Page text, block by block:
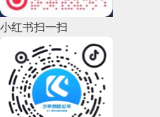
2022年9月(135)
2022年8月(60)
2022年7月(111)
2022年6月(162)
小红书扫一扫